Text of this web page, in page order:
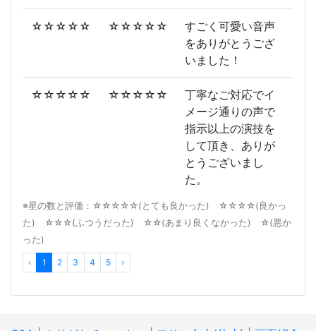
☆☆☆☆☆ ☆☆☆☆☆
すごく可愛い音声
をありがとうござ
いました！
☆☆☆☆☆ ☆☆☆☆☆
丁寧なご対応でイ
メージ通りの声で
指示以上の演技を
して頂き、ありが
とうございまし
た。
※星の数と評価：☆☆☆☆☆(とても良かった) ☆☆☆☆(良かっ
た) ☆☆☆(ふつうだった) ☆☆(あまり良くなかった) ☆(悪か
った)
‹ 1 2 3 4 5 ›